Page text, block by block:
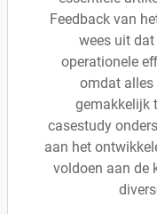
Feedback van
wees uit
operationele
omdat alles
gemakkelijk
casestudy
aan het
voldoen aan de